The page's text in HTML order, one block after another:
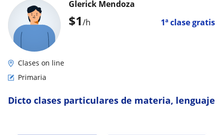
$1/h 1ª clase gratis
Glerick Mendoza
Clases on line
Primaria
Dicto clases particulares de materia, lenguaje